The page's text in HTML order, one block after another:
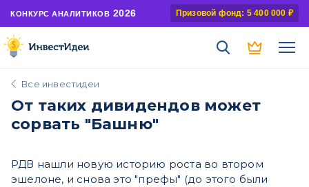
КОНКУРС АНАЛИТИКОВ 2026 Призовой фонд: 5 400 000 ₽
Все инвестидеи
От таких дивидендов может
сорвать "Башню"
РДВ нашли новую историю роста во втором
эшелоне, и снова это "префы" (до этого были